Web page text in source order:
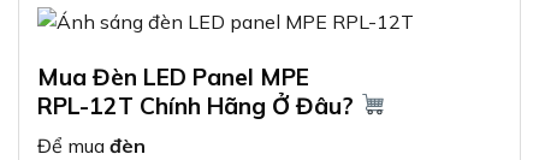
Mua Đèn LED Panel MPE
RPL-12T Chính Hãng Ở Đâu?
Để mua đèn